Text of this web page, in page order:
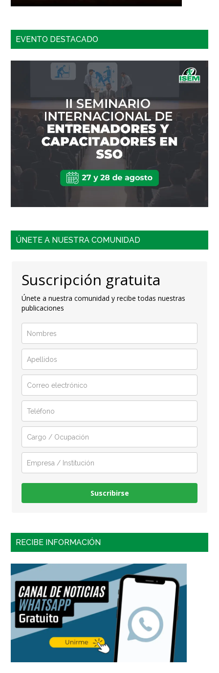
EVENTO DESTACADO
ÚNETE A NUESTRA COMUNIDAD
Suscripción gratuita
Únete a nuestra comunidad y recibe todas nuestras
publicaciones
Suscribirse
RECIBE INFORMACIÓN